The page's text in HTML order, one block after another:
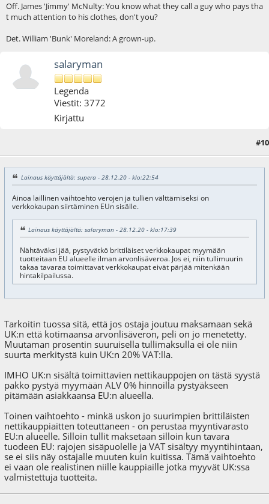
Off. James 'Jimmy' McNulty: You know what they call a guy who pays tha
t much attention to his clothes, don't you?
Det. William 'Bunk' Moreland: A grown-up.
salaryman
Legenda
Viestit: 3772
Kirjattu
#10
Lainaus käyttäjältä: supera - 28.12.20 - klo:22:54
Ainoa laillinen vaihtoehto verojen ja tullien välttämiseksi on
verkkokaupan siirtäminen EUn sisälle.
Lainaus käyttäjältä: salaryman - 28.12.20 - klo:17:39
Nähtäväksi jää, pystyvätkö brittiläiset verkkokaupat myymään
tuotteitaan EU alueelle ilman arvonlisäveroa. Jos ei, niin tullimuurin
takaa tavaraa toimittavat verkkokaupat eivät pärjää mitenkään
hintakilpailussa.
Tarkoitin tuossa sitä, että jos ostaja joutuu maksamaan sekä
UK:n että kotimaansa arvonlisäveron, peli on jo menetetty.
Muutaman prosentin suuruisella tullimaksulla ei ole niin
suurta merkitystä kuin UK:n 20% VAT:lla.
IMHO UK:n sisältä toimittavien nettikauppojen on tästä syystä
pakko pystyä myymään ALV 0% hinnoilla pystyäkseen
pitämään asiakkaansa EU:n alueella.
Toinen vaihtoehto - minkä uskon jo suurimpien brittiläisten
nettikauppiaitten toteuttaneen - on perustaa myyntivarasto
EU:n alueelle. Silloin tullit maksetaan silloin kun tavara
tuodeen EU: rajojen sisäpuolelle ja VAT sisältyy myyntihintaan,
se ei siis näy ostajalle muuten kuin kuitissa. Tämä vaihtoehto
ei vaan ole realistinen niille kauppiaille jotka myyvät UK:ssa
valmistettuja tuotteita.